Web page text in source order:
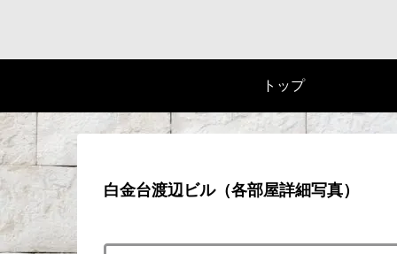
トップ
白金台渡辺ビル（各部屋詳細写真）